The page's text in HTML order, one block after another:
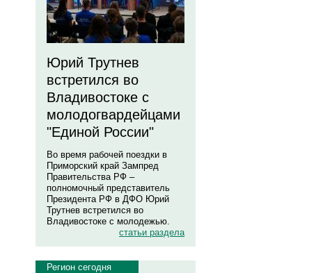
Юрий Трутнев
встретился во
Владивостоке с
молодогвардейцами
"Единой России"
Во время рабочей поездки в
Приморский край Зампред
Правительства РФ –
полномочный представитель
Президента РФ в ДФО Юрий
Трутнев встретился во
Владивостоке с молодежью.
статьи раздела
Регион сегодня